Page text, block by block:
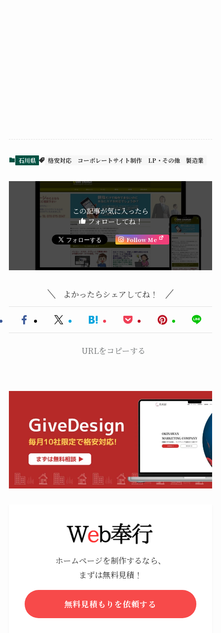
石川県 格安対応 コーポレートサイト制作 LP・その他 製造業
この記事が気に入ったら
フォローしてね！
Follow Me
よかったらシェアしてね！
URLをコピーする
ホームページを制作するなら、
まずは無料見積！
無料見積もりを依頼する